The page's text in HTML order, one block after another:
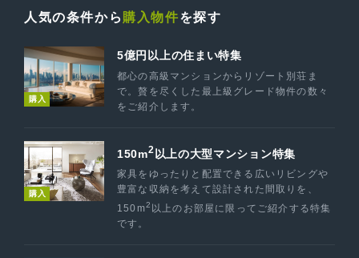
人気の条件から 購入物件を探す
購入
5億円以上の住まい特集
都心の高級マンションからリゾート別荘ま
で。贅を尽くした最上級グレード物件の数々
をご紹介します。
購入
150m2 以上の大型マンション特集
家具をゆったりと配置できる広いリビングや
豊富な収納を考えて設計された間取りを、
150m2 以上のお部屋に限ってご紹介する特集
です。